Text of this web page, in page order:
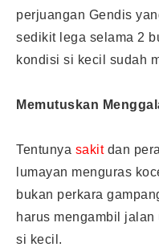
perjuangan Gendis
sedikit lega selama 2
kondisi si kecil sudah
Memutuskan
Tentunya sakitdan
lumayan menguras
bukan perkara
harus mengambil
si kecil.